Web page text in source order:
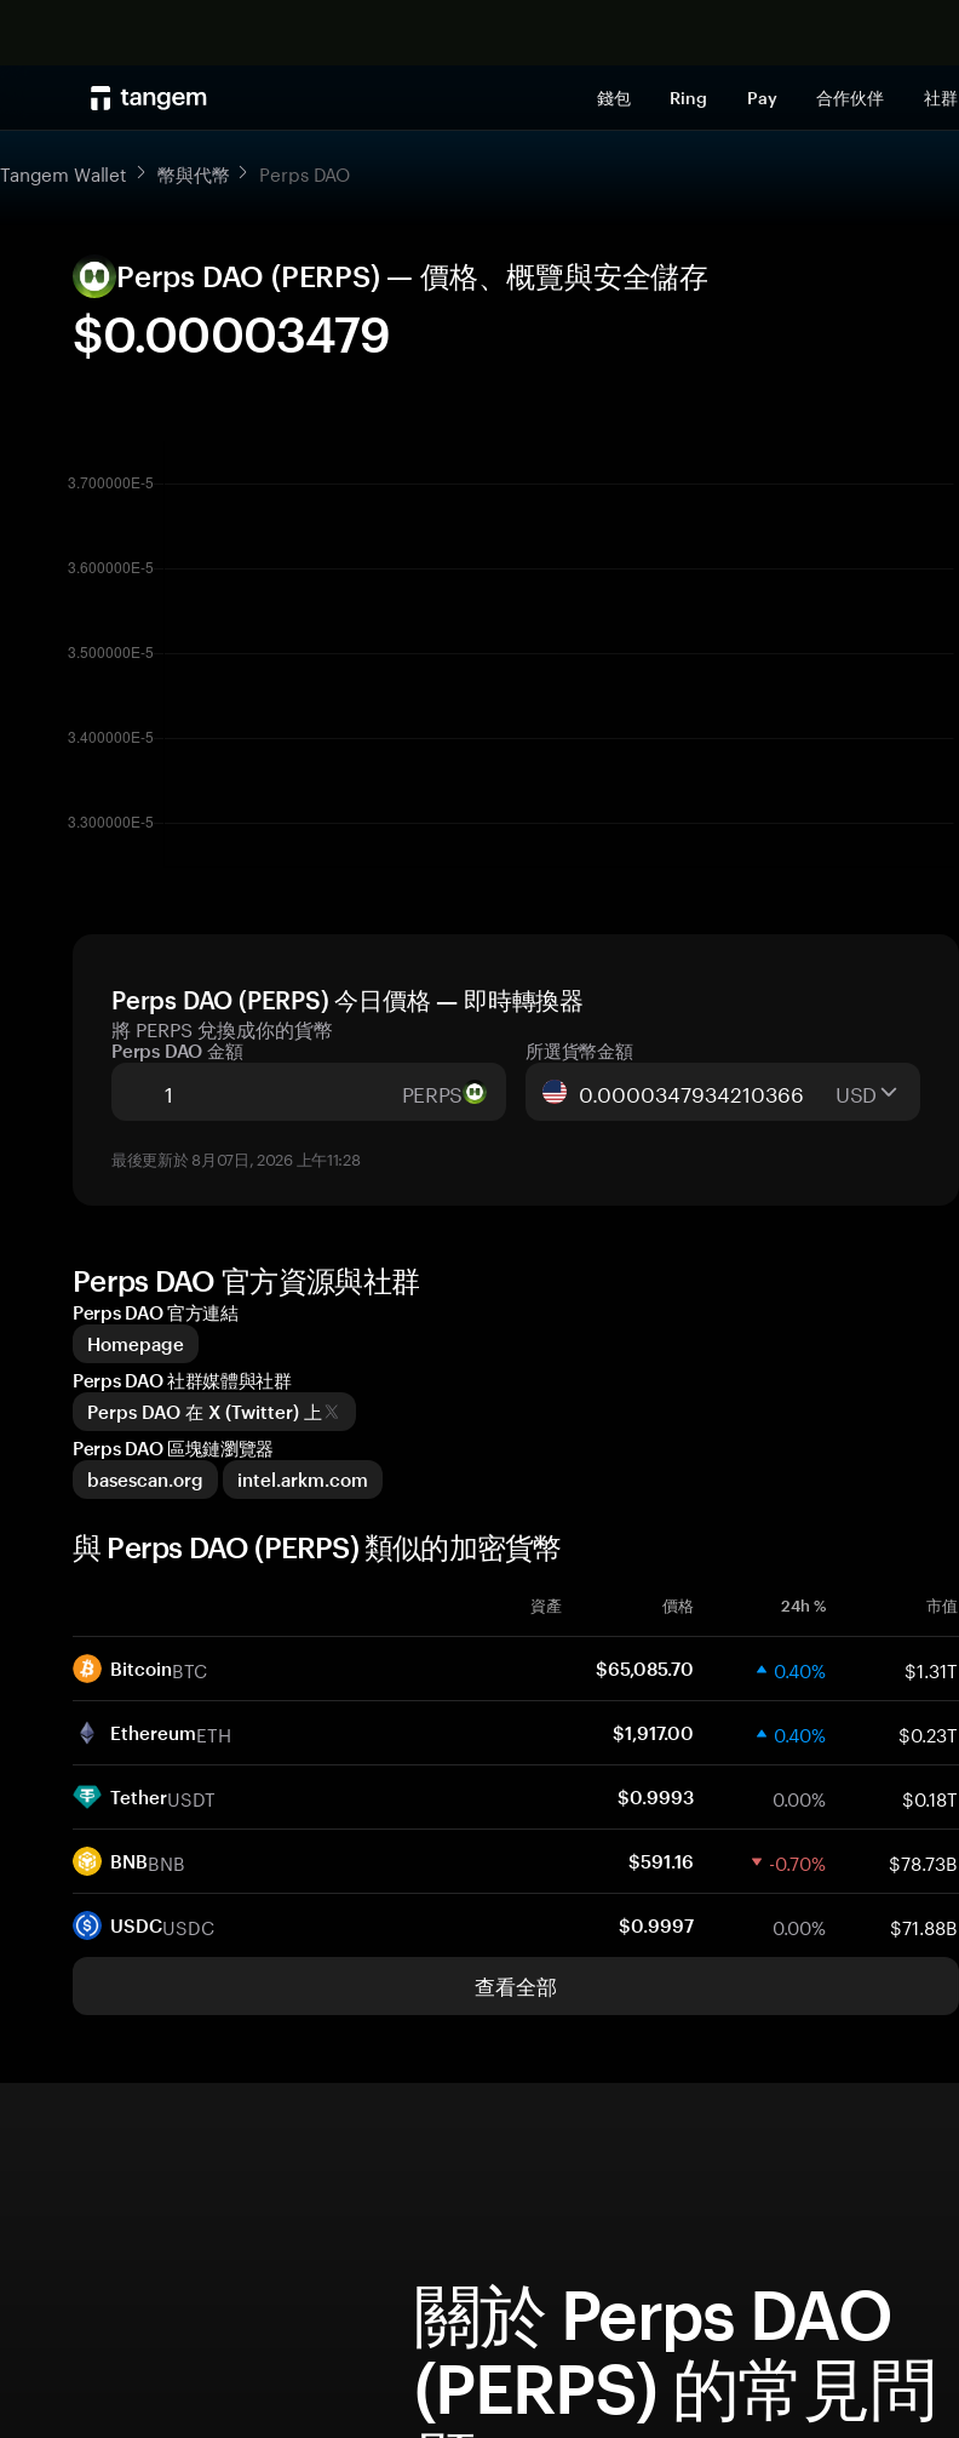
錢包 Ring Pay 合作伙伴 社群
Tangem Wallet 幣與代幣 Perps DAO
Perps DAO (PERPS) — 價格、概覽與安全儲存
$0.00003479
Perps DAO (PERPS) 今日價格 — 即時轉換器
將 PERPS 兌換成你的貨幣
Perps DAO 金額
PERPS
所選貨幣金額
USD
最後更新於 8月07日, 2026 上午11:28
Perps DAO 官方資源與社群
Perps DAO 官方連結
Homepage
Perps DAO 社群媒體與社群
Perps DAO 在 X (Twitter) 上
Perps DAO 區塊鏈瀏覽器
basescan.org
intel.arkm.com
與 Perps DAO (PERPS) 類似的加密貨幣
資產 價格 24h % 市值
BitcoinBTC $65,085.70 0.40% $1.31T
EthereumETH $1,917.00 0.40% $0.23T
TetherUSDT $0.9993 0.00% $0.18T
BNBBNB $591.16 -0.70% $78.73B
USDCUSDC $0.9997 0.00% $71.88B
查看全部
關於 Perps DAO
(PERPS) 的常見問